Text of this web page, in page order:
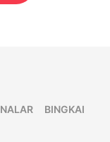
NALAR
BINGKAI